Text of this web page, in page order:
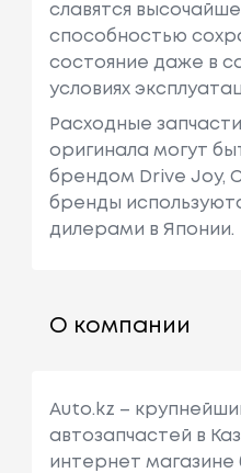
славятся
способностью
состояние даже в
условиях
Расходные
оригинала могут
брендом Drive Joy,
бренды
дилерами в Японии.
О компании
Auto.kz –
автозапчастей в
интернет магазине